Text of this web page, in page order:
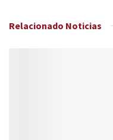
Relacionado Noticias